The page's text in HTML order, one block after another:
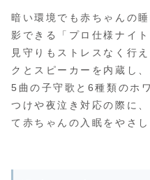
暗い環境でも赤ちゃんの
影できる「プロ仕様ナイ
見守りもストレスなく行
クとスピーカーを内蔵し
5曲の子守歌と6種類のホ
つけや夜泣き対応の際に
て赤ちゃんの入眠をやさ